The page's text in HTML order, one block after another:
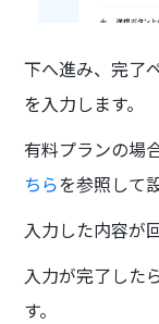
下へ進み、完了
を入力します。
有料プランの場
ちらを参照して
入力した内容が
入力が完了した
す。